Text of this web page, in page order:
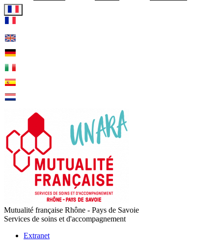
Mutualité française Rhône - Pays de Savoie
Services de soins et d'accompagnement
Extranet